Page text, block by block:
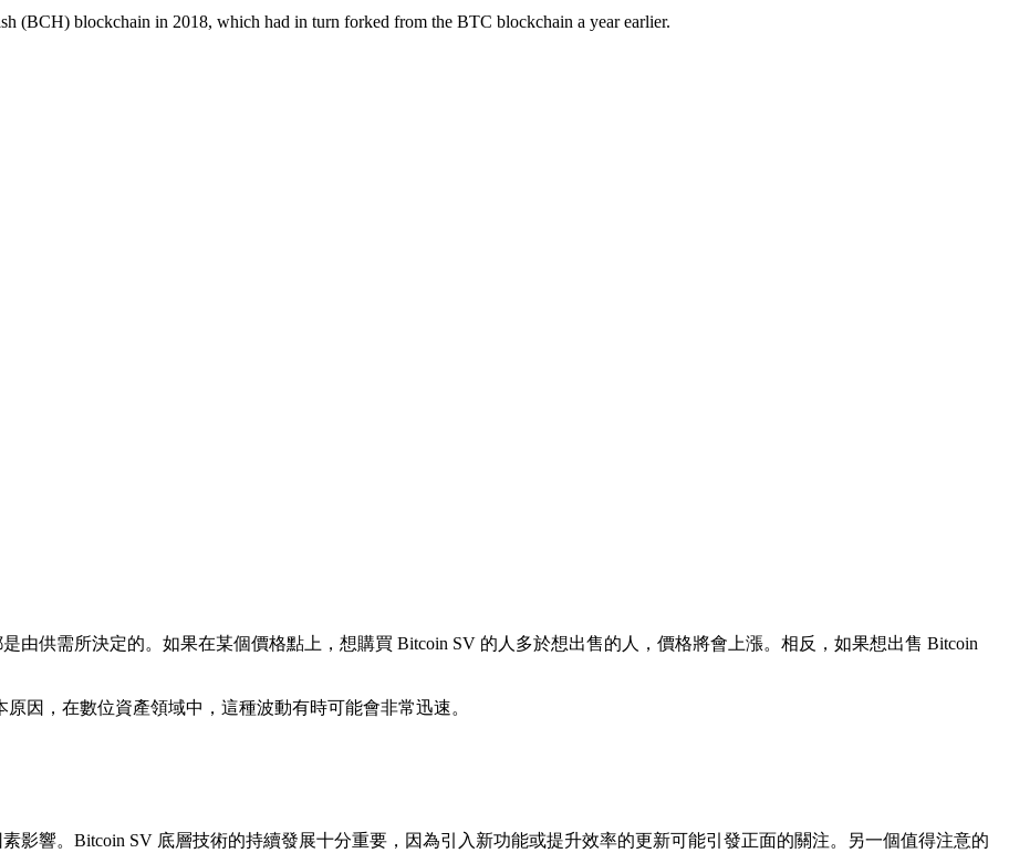
(BCH) blockchain in 2018, which had in turn forked from the BTC blockchain a year earlier.
由供需所決定的。如果在某個價格點上，想購買 Bitcoin SV 的人多於想出售的人，價格將會上漲。相反，如果想出售 Bitcoin
因，在數位資產領域中，這種波動有時可能會非常迅速。
影響。Bitcoin SV 底層技術的持續發展十分重要，因為引入新功能或提升效率的更新可能引發正面的關注。另一個值得注意的